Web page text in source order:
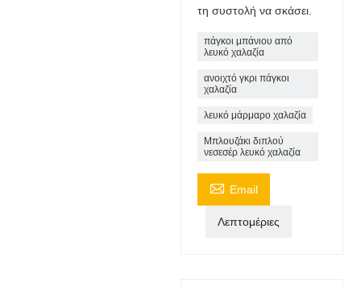
τη συστολή να σκάσει.
πάγκοι μπάνιου από
λευκό χαλαζία
ανοιχτό γκρι πάγκοι
χαλαζία
λευκό μάρμαρο χαλαζία
Μπλουζάκι διπλού
νεσεσέρ λευκό χαλαζία
 Email
Λεπτομέριες